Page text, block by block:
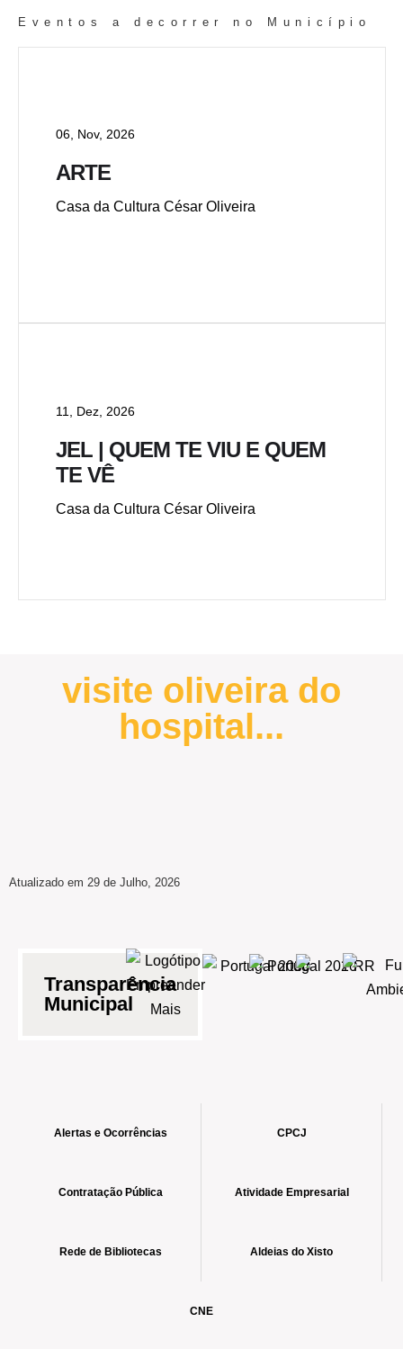
Eventos a decorrer no Município
06, Nov, 2026
ARTE
Casa da Cultura César Oliveira
11, Dez, 2026
JEL | QUEM TE VIU E QUEM
TE VÊ
Casa da Cultura César Oliveira
visite oliveira do
hospital...
Atualizado em 29 de Julho, 2026
Transparência
Municipal
Alertas e Ocorrências CPCJ
Contratação Pública Atividade Empresarial
Rede de Bibliotecas Aldeias do Xisto
CNE